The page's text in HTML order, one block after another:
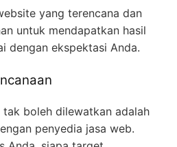
yang terencana dan
untuk mendapatkan hasil
dengan ekspektasi Anda.
boleh dilewatkan adalah
penyedia jasa web.